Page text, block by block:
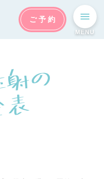
ご予約
MENU